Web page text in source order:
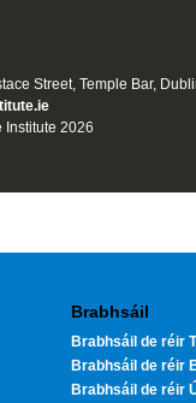
Street, Temple Bar,
Institute 2026
Brabhsáil
Brabhsáil de réir
Brabhsáil de réir
Brabhsáil de réir